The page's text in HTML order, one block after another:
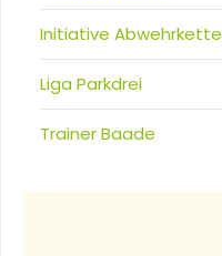
Initiative Abwehrkette
Liga Parkdrei
Trainer Baade